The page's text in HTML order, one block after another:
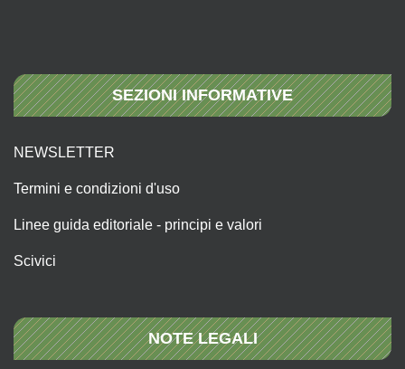
SEZIONI INFORMATIVE
NEWSLETTER
Termini e condizioni d'uso
Linee guida editoriale - principi e valori
Scivici
NOTE LEGALI